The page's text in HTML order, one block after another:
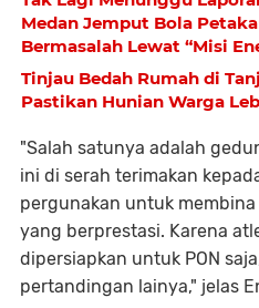
Medan Jemput Bola
Bermasalah Lewat “Misi
Tinjau Bedah Rumah di
Pastikan Hunian Warga
"Salah satunya adalah
ini di serah terimakan
pergunakan untuk
yang berprestasi. Karena
dipersiapkan untuk PON
pertandingan lainya," jelas